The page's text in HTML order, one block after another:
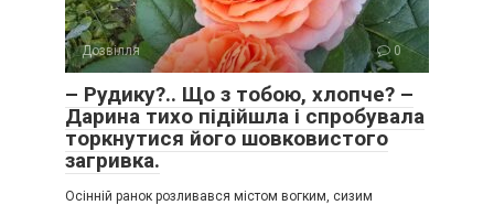
Дозвілля 0
– Рудику?.. Що з тобою, хлопче? –
Дарина тихо підійшла і спробувала
торкнутися його шовковистого
загривка.
Осінній ранок розливався містом вогким, сизим